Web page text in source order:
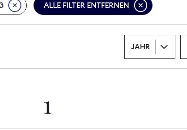
ALLE FILTER ENTFERNEN
JAHR
1